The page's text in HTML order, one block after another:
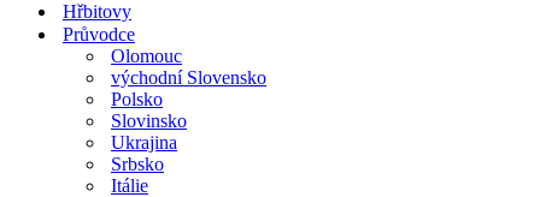
Hřbitovy
Průvodce
Olomouc
východní Slovensko
Polsko
Slovinsko
Ukrajina
Srbsko
Itálie